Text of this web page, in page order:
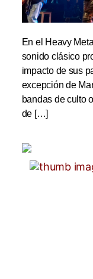
En el Heavy
sonido clásico
impacto de sus
excepción de
bandas de culto
de […]